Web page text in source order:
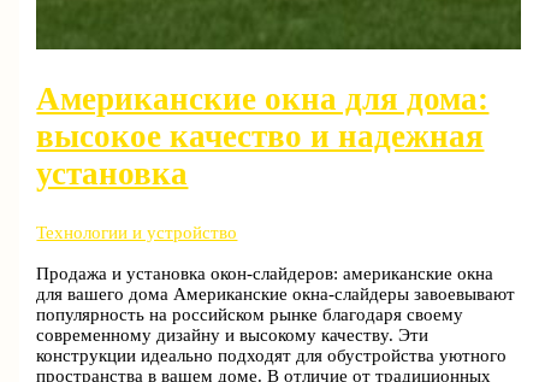
Американские окна для дома:
высокое качество и надежная
установка
Технологии и устройство
Продажа и установка окон-слайдеров: американские окна
для вашего дома Американские окна-слайдеры завоевывают
популярность на российском рынке благодаря своему
современному дизайну и высокому качеству. Эти
конструкции идеально подходят для обустройства уютного
пространства в вашем доме. В отличие от традиционных